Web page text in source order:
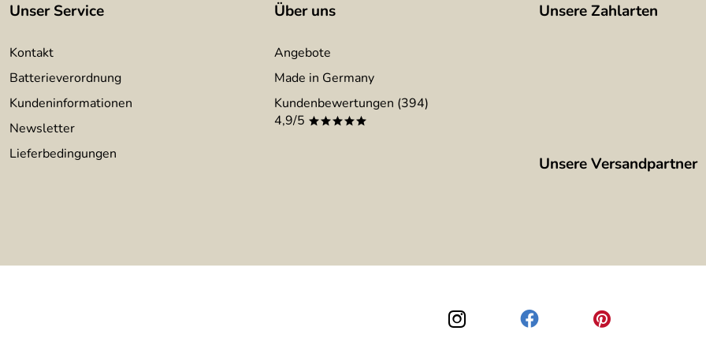
Unser Service
Kontakt
Batterieverordnung
Kundeninformationen
Newsletter
Lieferbedingungen
Über uns
Angebote
Made in Germany
Kundenbewertungen (394)
4,9/5 *****
Unsere Zahlarten
Unsere Versandpartner